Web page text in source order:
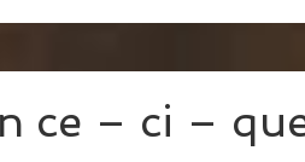
ce – ci –